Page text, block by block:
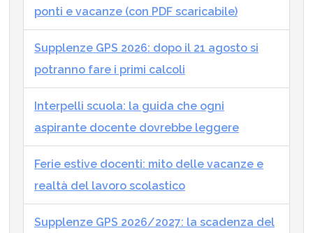
ponti e vacanze (con PDF scaricabile)
Supplenze GPS 2026: dopo il 21 agosto si
potranno fare i primi calcoli
Interpelli scuola: la guida che ogni
aspirante docente dovrebbe leggere
Ferie estive docenti: mito delle vacanze e
realtà del lavoro scolastico
Supplenze GPS 2026/2027: la scadenza del